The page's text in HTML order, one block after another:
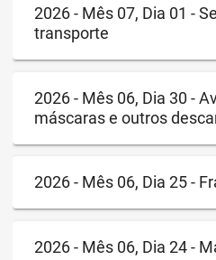
2026 - Mês 07, Dia 01 -
transporte
2026 - Mês 06, Dia 30 -
máscaras e outros
2026 - Mês 06, Dia 25 -
2026 - Mês 06, Dia 24 -